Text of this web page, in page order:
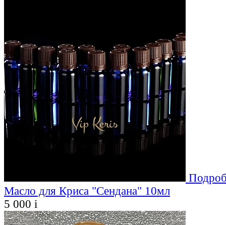
Масло для Криса "Сендана" 10мл
5 000 i